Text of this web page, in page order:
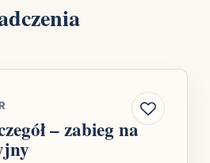
– zabieg na